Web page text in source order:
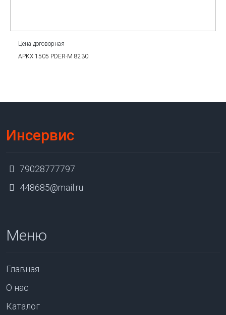
Цена договорная
APKX 1505 PDER-M 8230
Инсервис
79028777797
448685@mail.ru
Меню
Главная
О нас
Каталог